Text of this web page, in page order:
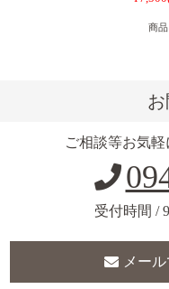
商
ご相談等お気軽
受付時間 /
メー